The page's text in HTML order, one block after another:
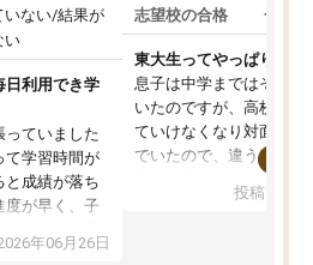
いない/結果が
い
日利用でき学
っていました
て学習時間が
と成績が落ち
度が早く、子
ると嫌な反
にお願いして
年06月26日
志望校の合格 合格
東大生ってやっぱりすご
息子は中学まではそこそ
いたのですが、高校に入
ていけなくなり対面の塾
でいたので、違うアプロ
で、当初は模試でD判定
投稿日：